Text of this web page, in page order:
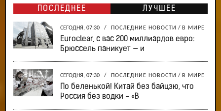
ПОСЛЕДНЕЕ ЛУЧШЕЕ
СЕГОДНЯ, 07:30 / ПОСЛЕДНИЕ НОВОСТИ / В МИРЕ
Euroclear, с вас 200 миллиардов евро:
Брюссель паникует — и
СЕГОДНЯ, 07:30 / ПОСЛЕДНИЕ НОВОСТИ / В МИРЕ
По беленькой! Китай без байцзю, что
Россия без водки - «В